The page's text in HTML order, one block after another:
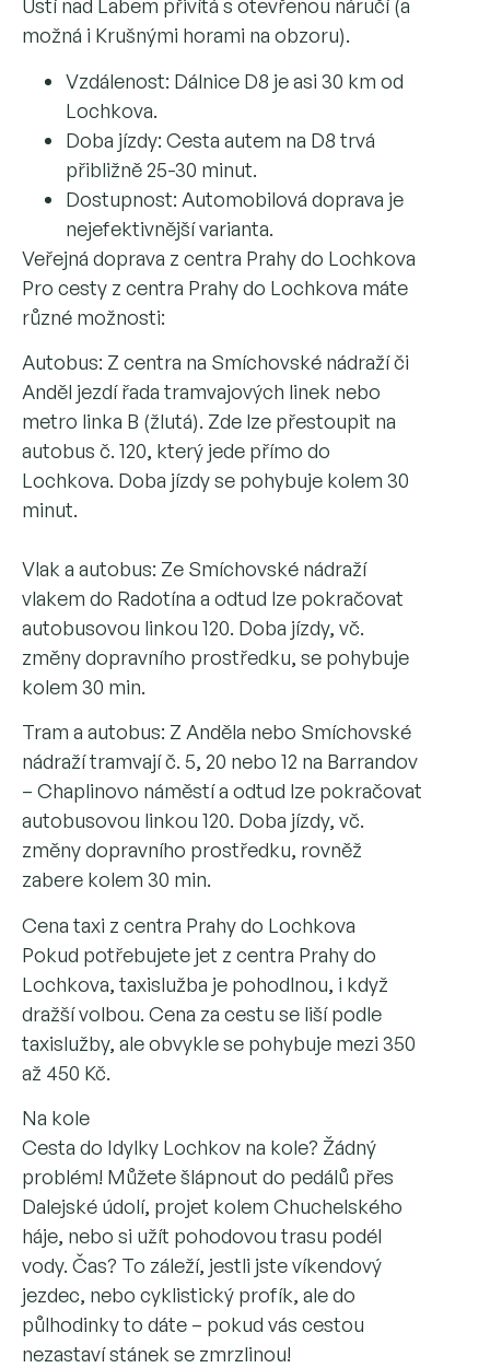
Ústí nad Labem přivítá s otevřenou náručí (a
možná i Krušnými horami na obzoru).
Vzdálenost: Dálnice D8 je asi 30 km od
Lochkova.
Doba jízdy: Cesta autem na D8 trvá
přibližně 25-30 minut.
Dostupnost: Automobilová doprava je
nejefektivnější varianta.
Veřejná doprava z centra Prahy do Lochkova
Pro cesty z centra Prahy do Lochkova máte
různé možnosti:
Autobus: Z centra na Smíchovské nádraží či
Anděl jezdí řada tramvajových linek nebo
metro linka B (žlutá). Zde lze přestoupit na
autobus č. 120, který jede přímo do
Lochkova. Doba jízdy se pohybuje kolem 30
minut.
Vlak a autobus: Ze Smíchovské nádraží
vlakem do Radotína a odtud lze pokračovat
autobusovou linkou 120. Doba jízdy, vč.
změny dopravního prostředku, se pohybuje
kolem 30 min.
Tram a autobus: Z Anděla nebo Smíchovské
nádraží tramvají č. 5, 20 nebo 12 na Barrandov
– Chaplinovo náměstí a odtud lze pokračovat
autobusovou linkou 120. Doba jízdy, vč.
změny dopravního prostředku, rovněž
zabere kolem 30 min.
Cena taxi z centra Prahy do Lochkova
Pokud potřebujete jet z centra Prahy do
Lochkova, taxislužba je pohodlnou, i když
dražší volbou. Cena za cestu se liší podle
taxislužby, ale obvykle se pohybuje mezi 350
až 450 Kč.
Na kole
Cesta do Idylky Lochkov na kole? Žádný
problém! Můžete šlápnout do pedálů přes
Dalejské údolí, projet kolem Chuchelského
háje, nebo si užít pohodovou trasu podél
vody. Čas? To záleží, jestli jste víkendový
jezdec, nebo cyklistický profík, ale do
půlhodinky to dáte – pokud vás cestou
nezastaví stánek se zmrzlinou!